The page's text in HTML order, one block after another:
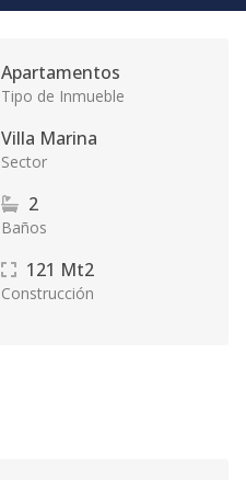
Apartamentos
Tipo de Inmueble
Villa Marina
Sector
2
Baños
121 Mt2
Construcción